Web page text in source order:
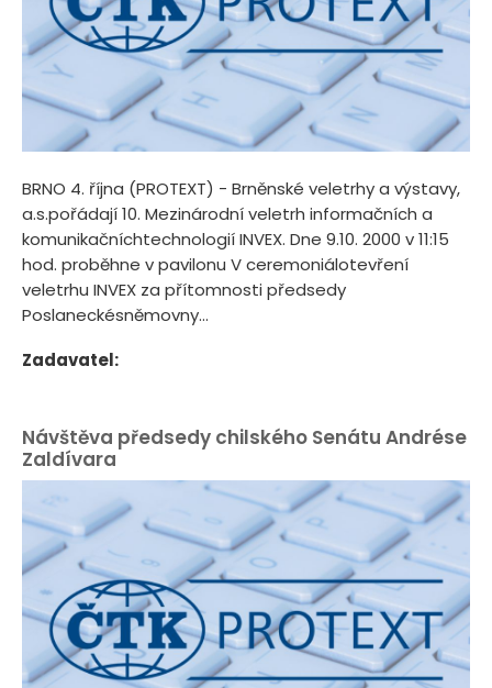
BRNO 4. října (PROTEXT) - Brněnské veletrhy a výstavy,
a.s.pořádají 10. Mezinárodní veletrh informačních a
komunikačníchtechnologií INVEX. Dne 9.10. 2000 v 11:15
hod. proběhne v pavilonu V ceremoniálotevření
veletrhu INVEX za přítomnosti předsedy
Poslaneckésněmovny...
Zadavatel:
Návštěva předsedy chilského Senátu Andrése
Zaldívara